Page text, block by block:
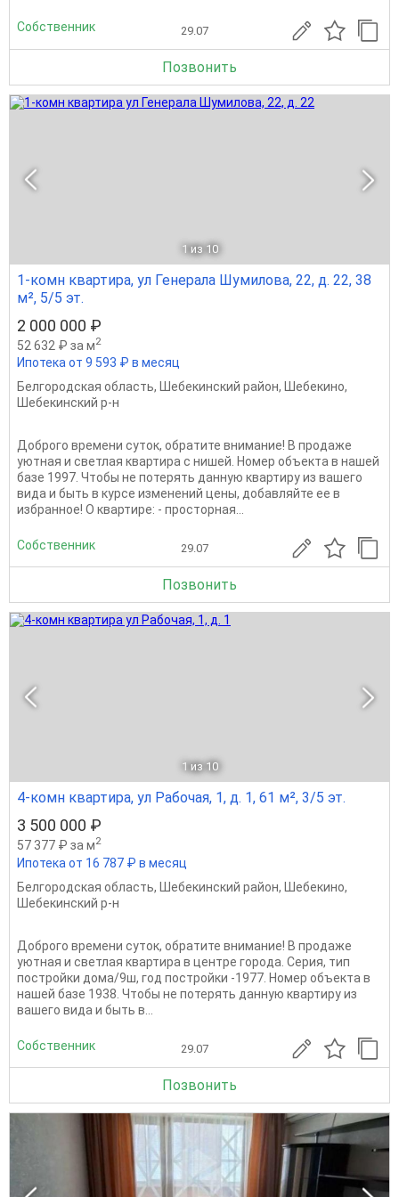
Собственник 29.07
Позвонить
1 из 10
1-комн квартира, ул Генерала Шумилова, 22, д. 22, 38
м², 5/5 эт.
2 000 000 ₽
52 632 ₽ за м2
Ипотека от 9 593 ₽ в месяц
Белгородская область, Шебекинский район, Шебекино,
Шебекинский р-н
Доброго времени суток, обратите внимание! В продаже
уютная и светлая квартира с нишей. Номер объекта в нашей
базе 1997. Чтобы не потерять данную квартиру из вашего
вида и быть в курсе изменений цены, добавляйте ее в
избранное! О квартире: - просторная...
Собственник 29.07
Позвонить
1 из 10
4-комн квартира, ул Рабочая, 1, д. 1, 61 м², 3/5 эт.
3 500 000 ₽
57 377 ₽ за м2
Ипотека от 16 787 ₽ в месяц
Белгородская область, Шебекинский район, Шебекино,
Шебекинский р-н
Доброго времени суток, обратите внимание! В продаже
уютная и светлая квартира в центре города. Серия, тип
постройки дома/9ш, год постройки -1977. Номер объекта в
нашей базе 1938. Чтобы не потерять данную квартиру из
вашего вида и быть в...
Собственник 29.07
Позвонить